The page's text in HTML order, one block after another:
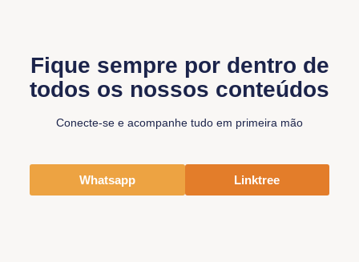
Fique sempre por dentro de
todos os nossos conteúdos
Conecte-se e acompanhe tudo em primeira mão
Whatsapp Linktree